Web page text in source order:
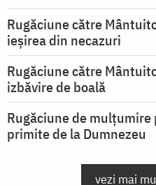
Rugăciune către
ieşirea din necazuri
Rugăciune către
izbăvire de boală
Rugăciune de
primite de la Dumnezeu
vezi mai